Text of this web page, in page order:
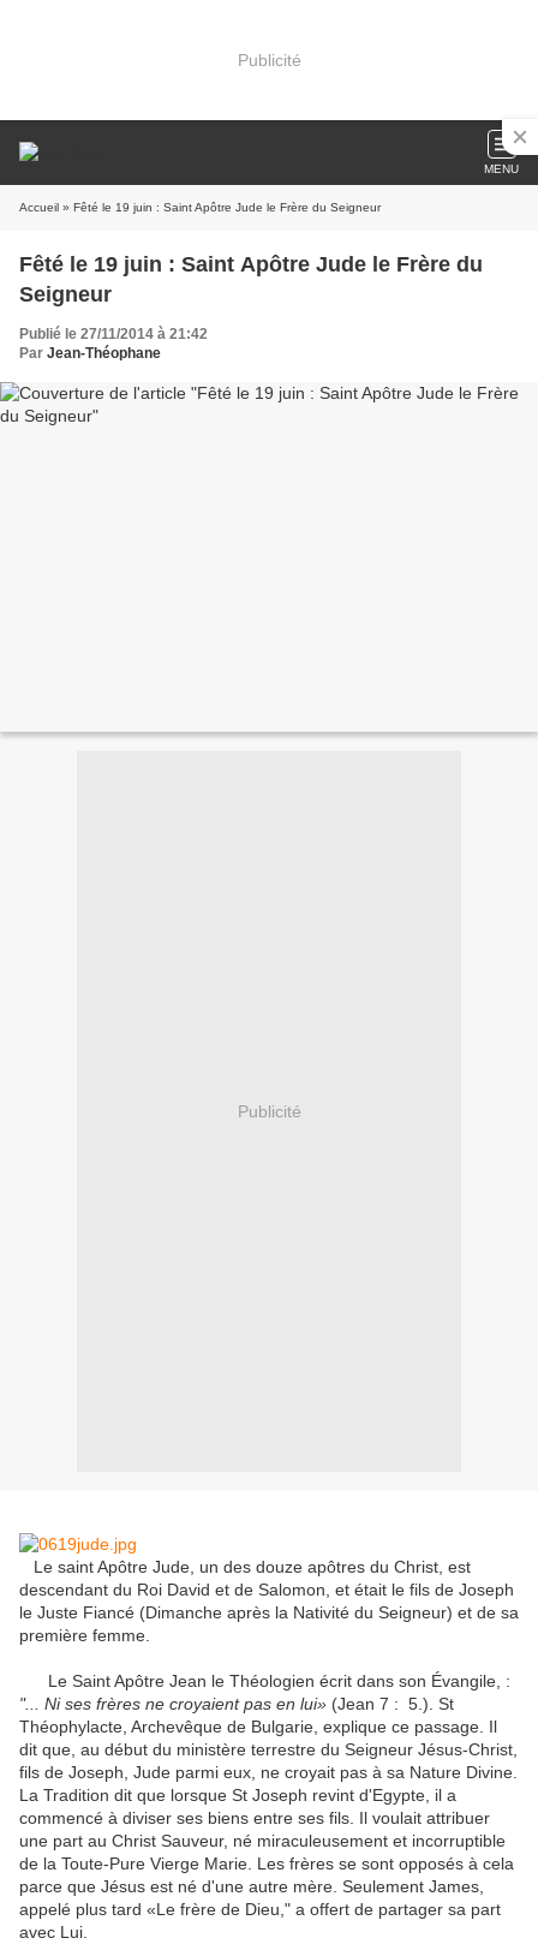
Publicité
MENU
Accueil » Fêté le 19 juin : Saint Apôtre Jude le Frère du Seigneur
Fêté le 19 juin : Saint Apôtre Jude le Frère du
Seigneur
Publié le 27/11/2014 à 21:42
Par Jean-Théophane
Publicité
Le saint Apôtre Jude, un des douze apôtres du Christ, est
descendant du Roi David et de Salomon, et était le fils de Joseph
le Juste Fiancé (Dimanche après la Nativité du Seigneur) et de sa
première femme.
Le Saint Apôtre Jean le Théologien écrit dans son Évangile, :
"... Ni ses frères ne croyaient pas en lui» (Jean 7 : 5.). St
Théophylacte, Archevêque de Bulgarie, explique ce passage. Il
dit que, au début du ministère terrestre du Seigneur Jésus-Christ,
fils de Joseph, Jude parmi eux, ne croyait pas à sa Nature Divine.
La Tradition dit que lorsque St Joseph revint d'Egypte, il a
commencé à diviser ses biens entre ses fils. Il voulait attribuer
une part au Christ Sauveur, né miraculeusement et incorruptible
de la Toute-Pure Vierge Marie. Les frères se sont opposés à cela
parce que Jésus est né d'une autre mère. Seulement James,
appelé plus tard «Le frère de Dieu," a offert de partager sa part
avec Lui.